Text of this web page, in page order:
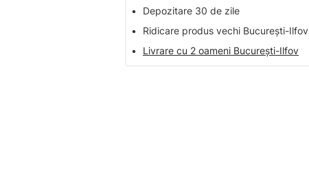
•
Depozitare 30 de zile
•
Ridicare produs vechi București-Ilfov
•
Livrare cu 2 oameni București-Ilfov